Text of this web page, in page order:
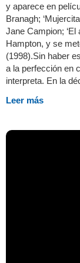
y aparece en
Branagh;
Jane Campion; ‘El
Hampton, y se
(1998).Sin haber
a la perfección en
interpreta. En la
Leer más